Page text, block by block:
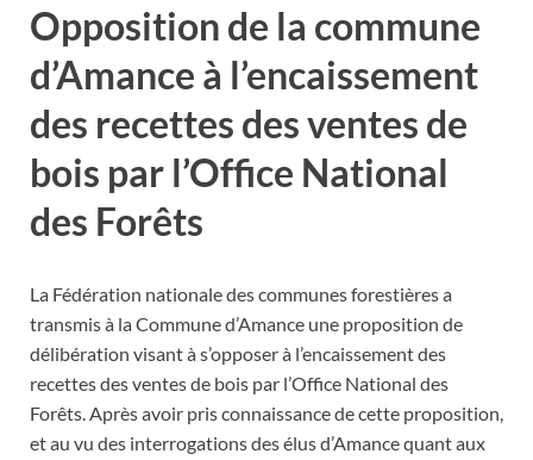
Opposition de la commune
d’Amance à l’encaissement
des recettes des ventes de
bois par l’Office National
des Forêts
La Fédération nationale des communes forestières a
transmis à la Commune d’Amance une proposition de
délibération visant à s’opposer à l’encaissement des
recettes des ventes de bois par l’Office National des
Forêts. Après avoir pris connaissance de cette proposition,
et au vu des interrogations des élus d’Amance quant aux